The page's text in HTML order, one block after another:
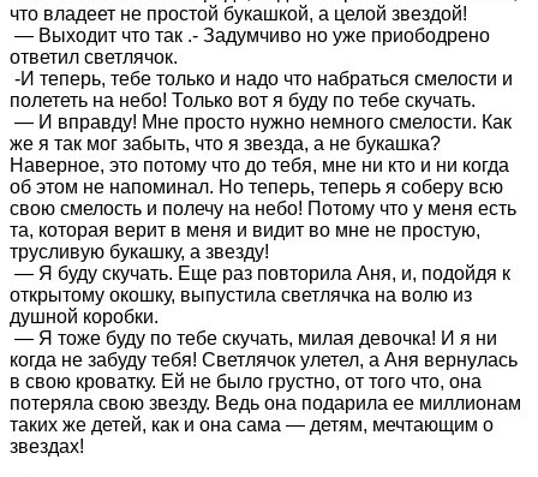
что владеет не простой букашкой, а целой звездой!
— Выходит что так .- Задумчиво но уже приободрено
ответил светлячок.
-И теперь, тебе только и надо что набраться смелости и
полететь на небо! Только вот я буду по тебе скучать.
— И вправду! Мне просто нужно немного смелости. Как
же я так мог забыть, что я звезда, а не букашка?
Наверное, это потому что до тебя, мне ни кто и ни когда
об этом не напоминал. Но теперь, теперь я соберу всю
свою смелость и полечу на небо! Потому что у меня есть
та, которая верит в меня и видит во мне не простую,
трусливую букашку, а звезду!
— Я буду скучать. Еще раз повторила Аня, и, подойдя к
открытому окошку, выпустила светлячка на волю из
душной коробки.
— Я тоже буду по тебе скучать, милая девочка! И я ни
когда не забуду тебя! Светлячок улетел, а Аня вернулась
в свою кроватку. Ей не было грустно, от того что, она
потеряла свою звезду. Ведь она подарила ее миллионам
таких же детей, как и она сама — детям, мечтающим о
звездах!